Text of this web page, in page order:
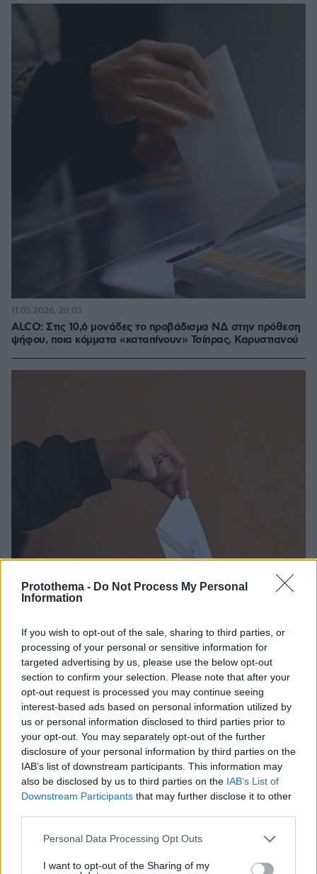
Protothema - Do Not Process My Personal
Information
If you wish to opt-out of the sale, sharing to third parties, or
processing of your personal or sensitive information for
targeted advertising by us, please use the below opt-out
section to confirm your selection. Please note that after your
opt-out request is processed you may continue seeing
interest-based ads based on personal information utilized by
us or personal information disclosed to third parties prior to
your opt-out. You may separately opt-out of the further
disclosure of your personal information by third parties on the
IAB’s list of downstream participants. This information may
also be disclosed by us to third parties on the IAB’s List of
Downstream Participants that may further disclose it to other
Please note that this website/app uses one or more Google
not limited to your visit or usage behaviour. You may click to
Personal Data Processing Opt Outs
I want to opt-out of the Sharing of my
ALCO: Στις 10,6 μονάδες το προβάδισμα ΝΔ στην πρόθεση
ψήφου, ποια κόμματα «καταπίνουν» Τσίπρας, Καρυστιανού
11.05.2026, 20:05
Δημοσκόπηση Interview: Καθαρό προβάδισμα της ΝΔ στην
εκτίμηση ψήφου, «μάχη» Τσίπρα με Ανδρουλάκη για τη
δεύτερη θέση
12.05.2026, 08:47
ΡΟΗ ΕΙΔΗΣΕΩΝ
πριν 2 λεπτά